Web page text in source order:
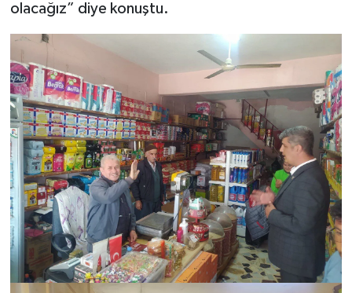
olacağız” diye konuştu.